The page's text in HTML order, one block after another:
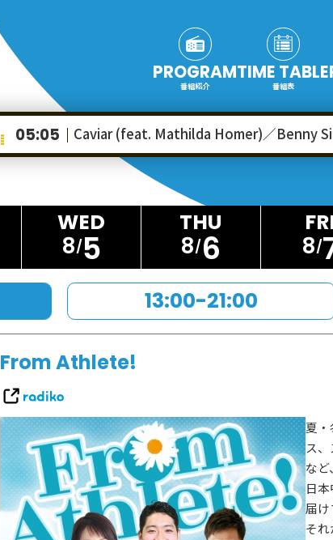
05:05 Caviar (feat. Mathilda Homer)／Benny
PROGRAM
番組紹介
TIME TABLE
番組表
8 5 8 6 8
13:00-21:00
From Athlete!
夏
ス
など
日
届け
そ